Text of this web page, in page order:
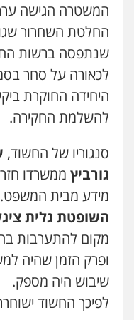
עו"ד
משפט
עו"ד
פלילי
מעצרים
משרד
פלילי
אבי
המשטרה הגישה
החלטת השחרור
שנתפסה ברשות
לכאורה על סחר
היחידה החוקרת
להשלמת החקירה.
סנגוריו של החשוד,
גורביץ ממשרדו
מידע מבית המשפט.
השופטת גלית
מקום להתערבות
ופרק הזמן שהיה
שיבוש היה מספק.
לפיכך החשוד
עו"ד
תעבורה
עו"ד
פלילי
פלילי
עו"ד
פלילי